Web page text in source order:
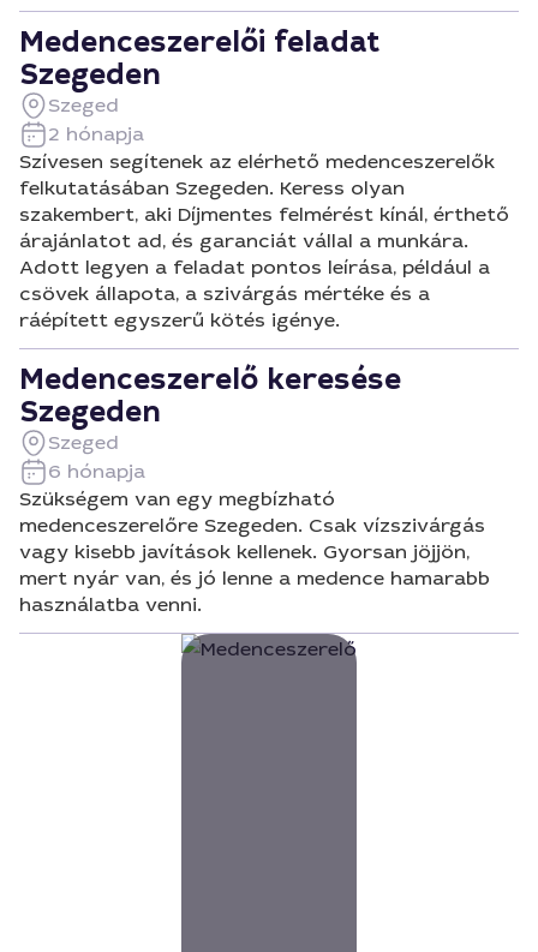
Medenceszerelői feladat
Szegeden
Szeged
2 hónapja
Szívesen segítenek az elérhető medenceszerelők
felkutatásában Szegeden. Keress olyan
szakembert, aki Díjmentes felmérést kínál, érthető
árajánlatot ad, és garanciát vállal a munkára.
Adott legyen a feladat pontos leírása, például a
csövek állapota, a szivárgás mértéke és a
ráépített egyszerű kötés igénye.
Medenceszerelő keresése
Szegeden
Szeged
6 hónapja
Szükségem van egy megbízható
medenceszerelőre Szegeden. Csak vízszivárgás
vagy kisebb javítások kellenek. Gyorsan jöjjön,
mert nyár van, és jó lenne a medence hamarabb
használatba venni.